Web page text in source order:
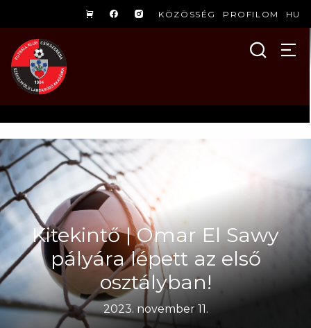
KÖZÖSSÉG PROFILOM HU
Kitekintő | Omar El Sawy
pályára lépett az első
osztályban!
2023. november 11.